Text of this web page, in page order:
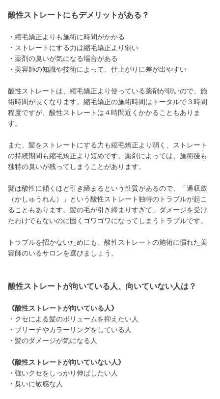
酸性ストレートにもデメリットがある？
・縮毛矯正よりも施術に時間がかかる
・ストレートにする力は縮毛矯正より弱い
・薬剤の臭いが気になる場合がある
・美容師の知識や技術によって、仕上がりに差が出やすい
酸性ストレートは、縮毛矯正より使っている薬剤が弱いので、施
術時間が長くなります。縮毛矯正の施術時間はトータルで３時間
程度ですが、酸性ストレートは４時間近くかかることもありま
す。
また、髪をストレートにする力も縮毛矯正より弱く、ストレート
の持続期間も縮毛矯正より短めです。薬剤によっては、施術後も
独特の臭いが残ってしまうことがあります。
髪は酸性に傾くほど引き締まるという性質があるので、「過収斂
（かしゅうれん）」という酸性ストレート独特のトラブルが起こ
ることもあります。髪の毛が引き締まりすぎて、ダメージを受け
たわけでもないのに固くゴワゴワになってしまうトラブルです。
トラブルを招かないためにも、酸性ストレートの施術に慣れた美
容師のいるサロンを選びましょう。
酸性ストレートが向いている人、向いていない人は？
《酸性ストレートが向いている人》
・クセによる髪のボリュームを抑えたい人
・ブリーチやカラーリングをしている人
・髪のダメージが気になる人
《酸性ストレートが向いていない人》
・強いクセをしっかり伸ばしたい人
・臭いに敏感な人